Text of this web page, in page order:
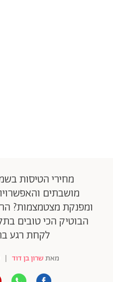
מחירי הטיסות
מושבתים
ומפנקת מצטמצמות?
הבוטיק הכי טובים
לקחת רגע
מאתשרון בן דוד |